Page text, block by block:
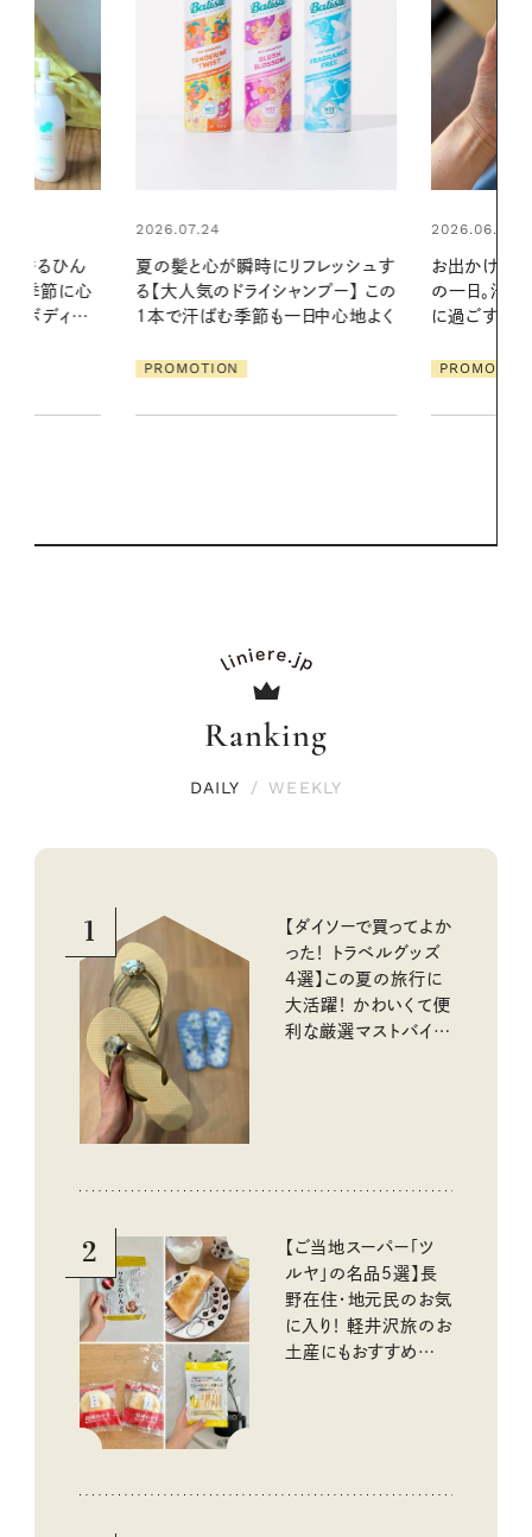
レッシュす
プー】 この
中心地よく
2026.06.01
お出かけ前のひと手間で変わる、夏
の一日。汗ばむ季節を「ごきげん」
に過ごす私の新習慣
PROMOTION
2026.07.21
リーとの重
Ranking
DAILY / WEEKLY
1
【ダイソーで買ってよか
った！ トラベルグッズ
4選】この夏の旅行に
大活躍！ かわいくて便
利な厳選マストバイア
2
【ご当地スーパー「ツ
ルヤ」の名品5選】長
野在住・地元民のお気
に入り！ 軽井沢旅のお
土産にもおすすめのお